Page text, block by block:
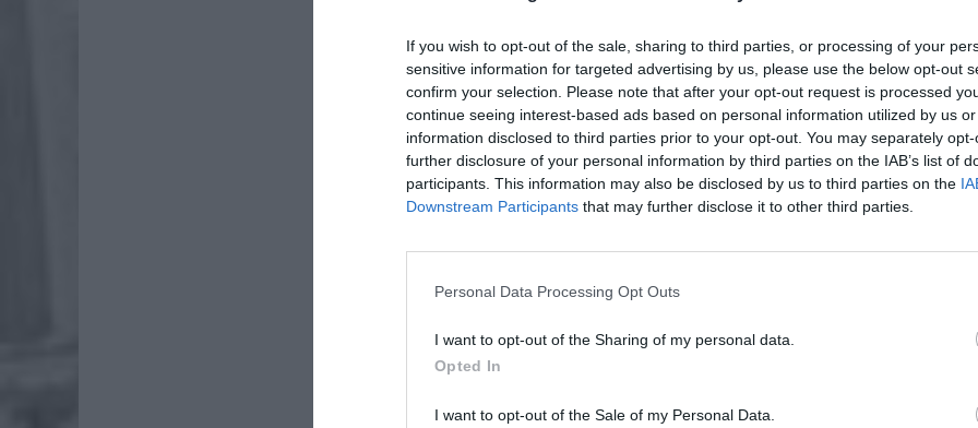
If you wish to opt-out of the sale, sharing to third parties, or processing of your
sensitive information for targeted advertising by us, please use the below opt-out
confirm your selection. Please note that after your opt-out request is processed
continue seeing interest-based ads based on personal information utilized by us
information disclosed to third parties prior to your opt-out. You may separately
further disclosure of your personal information by third parties on the IAB’s list of
participants. This information may also be disclosed by us to third parties on the
Downstream Participants that may further disclose it to other third parties.
Personal Data Processing Opt Outs
I want to opt-out of the Sharing of my personal data.
Opted In
I want to opt-out of the Sale of my Personal Data.
ad
Dodaj nas do preferowanych źródeł w Google